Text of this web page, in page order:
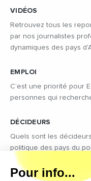
VIDÉOS
Retrouvez tous les
par nos journalistes
dynamiques des pays
EMPLOI
C’est une priorité pour
personnes qui
DÉCIDEURS
Quels sont les
politique des pays du